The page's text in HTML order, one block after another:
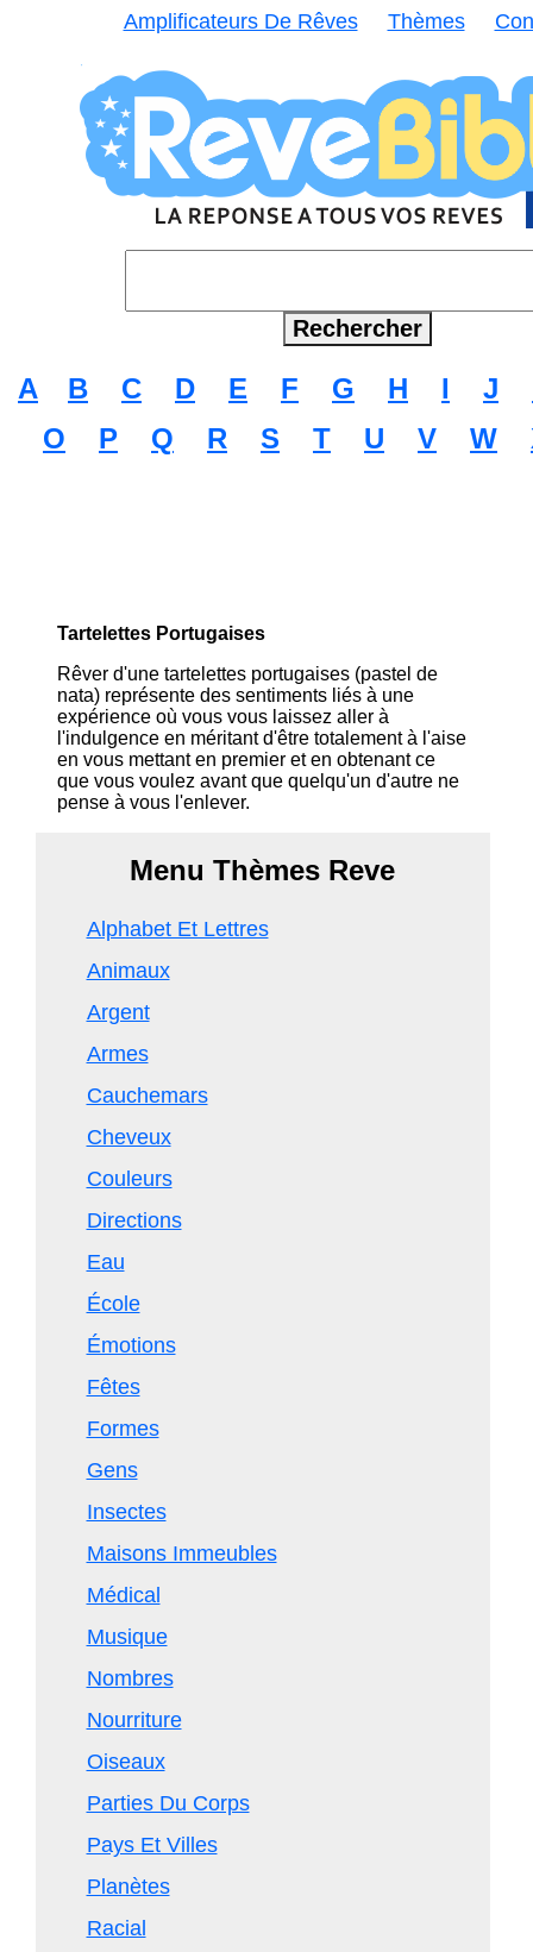
Amplificateurs De Rêves Thèmes
A B C D E F G H I J
O
P Q R S T U V W
Tartelettes Portugaises
Rêver d'une tartelettes portugaises (pastel de
nata) représente des sentiments liés à une
expérience où vous vous laissez aller à
l'indulgence en méritant d'être totalement à l'aise
en vous mettant en premier et en obtenant ce
que vous voulez avant que quelqu'un d'autre ne
pense à vous l'enlever.
Menu Thèmes Reve
Alphabet Et Lettres
Animaux
Argent
Armes
Cauchemars
Cheveux
Couleurs
Directions
Eau
École
Émotions
Fêtes
Formes
Gens
Insectes
Maisons Immeubles
Médical
Musique
Nombres
Nourriture
Oiseaux
Parties Du Corps
Pays Et Villes
Planètes
Racial